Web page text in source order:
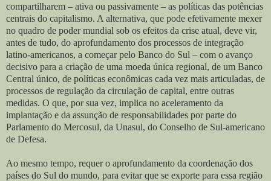
compartilharem – ativa ou passivamente – as políticas das potências
centrais do capitalismo. A alternativa, que pode efetivamente mexer
no quadro de poder mundial sob os efeitos da crise atual, deve vir,
antes de tudo, do aprofundamento dos processos de integração
latino-americanos, a começar pelo Banco do Sul – com o avanço
decisivo para a criação de uma moeda única regional, de um Banco
Central único, de políticas econômicas cada vez mais articuladas, de
processos de regulação da circulação de capital, entre outras
medidas. O que, por sua vez, implica no aceleramento da
implantação e da assunção de responsabilidades por parte do
Parlamento do Mercosul, da Unasul, do Conselho de Sul-americano
de Defesa.
Ao mesmo tempo, requer o aprofundamento da coordenação dos
países do Sul do mundo, para evitar que se exporte para essa região